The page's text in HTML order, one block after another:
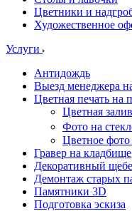
Цветники и
Художественное
Услуги
Антидождь
Выезд менеджера
Цветная печать на
Цветная
Фото на
Цветное фото
Гравер на кладбище
Декоративный
Демонтаж старых
Памятники 3D
Подготовка эскиза